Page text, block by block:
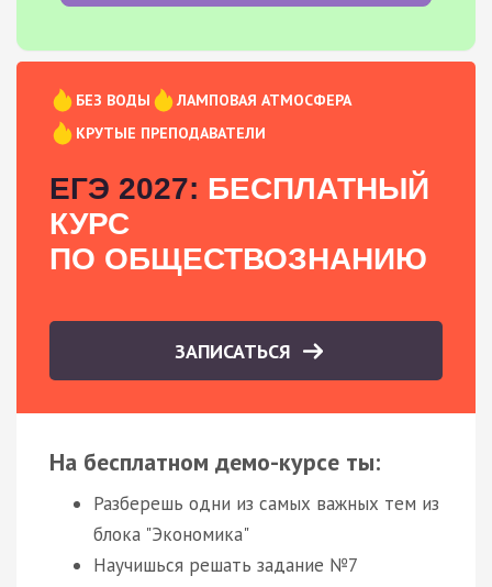
БЕЗ ВОДЫ
ЛАМПОВАЯ АТМОСФЕРА
КРУТЫЕ ПРЕПОДАВАТЕЛИ
ЕГЭ 2027: БЕСПЛАТНЫЙ
КУРС
ПО ОБЩЕСТВОЗНАНИЮ
ЗАПИСАТЬСЯ
На бесплатном демо-курсе ты:
Разберешь одни из самых важных тем из
блока "Экономика"
Научишься решать задание №7